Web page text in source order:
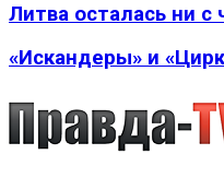
Литва осталась ни
«Искандеры» и